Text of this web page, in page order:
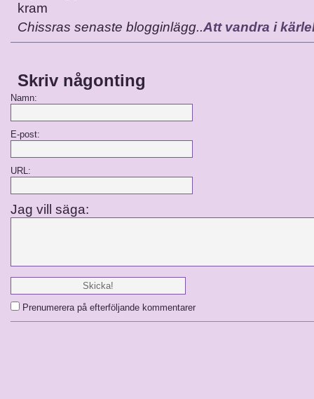
kram
Chissras senaste blogginlägg..Att vandra i
Skriv någonting
Namn:
E-post:
URL:
Jag vill säga:
Prenumerera på efterföljande kommentarer